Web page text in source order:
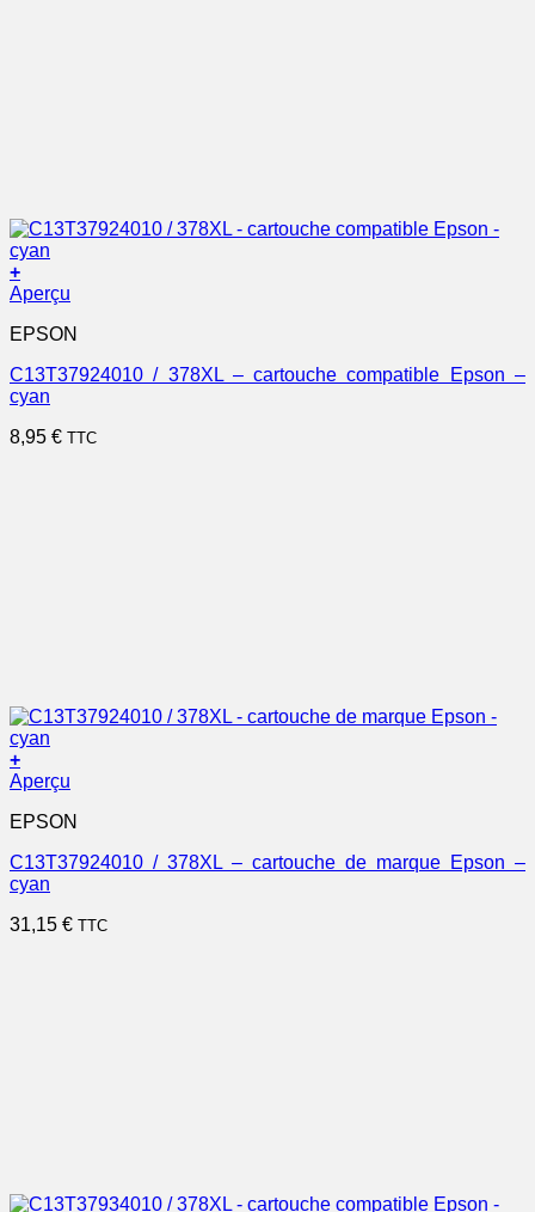
+
Aperçu
EPSON
C13T37924010 / 378XL – cartouche compatible Epson –
cyan
8,95 € TTC
+
Aperçu
EPSON
C13T37924010 / 378XL – cartouche de marque Epson –
cyan
31,15 € TTC